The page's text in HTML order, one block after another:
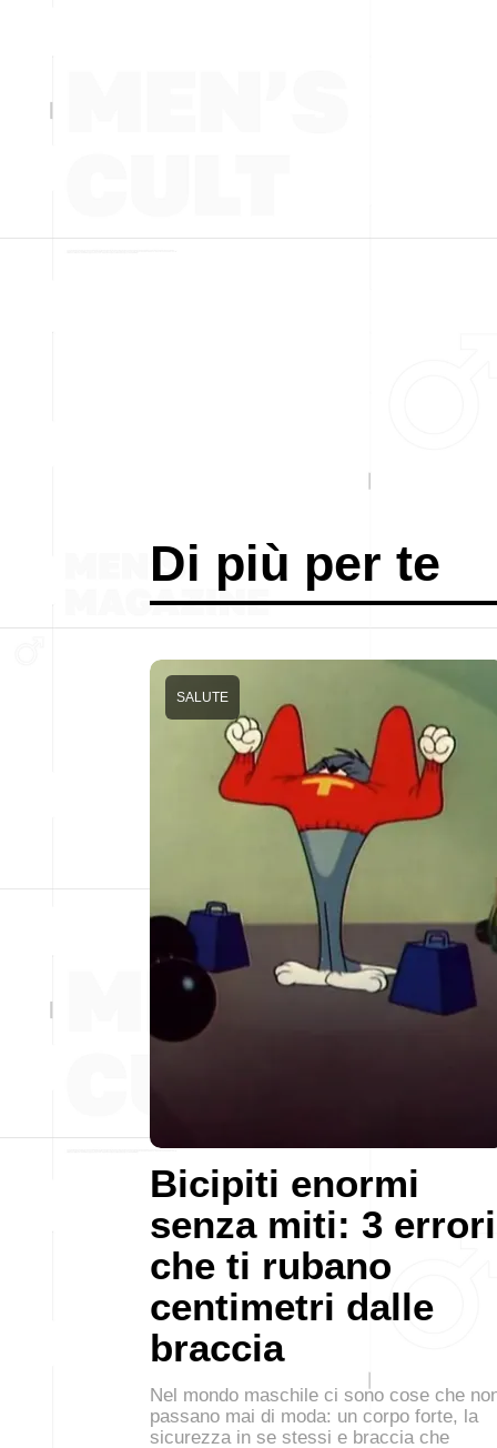
Di più per te
Bicipiti enormi
senza miti: 3 errori
che ti rubano
centimetri dalle
braccia
SALUTE
Nel mondo maschile ci sono cose che
passano mai di moda: un corpo forte, la
sicurezza in se stessi e braccia che